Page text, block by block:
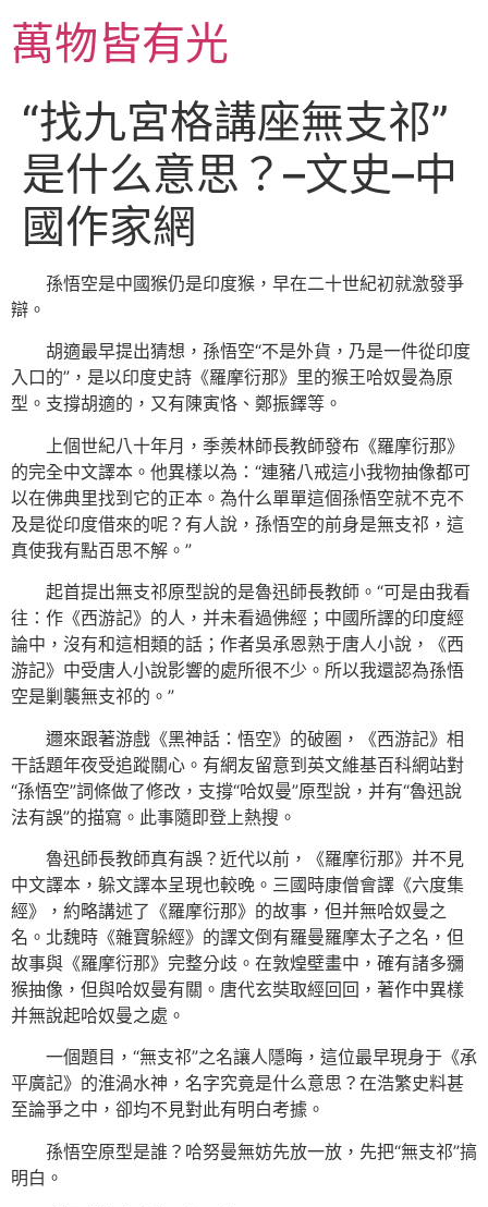
主萬物皆有光
“找九宮格講座無支祁”
是什么意思？–文史–中
國作家網
孫悟空是中國猴仍是印度猴，早在二十世紀初就激發爭
辯。
胡適最早提出猜想，孫悟空“不是外貨，乃是一件從印度
入口的”，是以印度史詩《羅摩衍那》里的猴王哈奴曼為原
型。支撐胡適的，又有陳寅恪、鄭振鐸等。
上個世紀八十年月，季羨林師長教師發布《羅摩衍那》
的完全中文譯本。他異樣以為：“連豬八戒這小我物抽像都可
以在佛典里找到它的正本。為什么單單這個孫悟空就不克不
及是從印度借來的呢？有人說，孫悟空的前身是無支祁，這
真使我有點百思不解。”
起首提出無支祁原型說的是魯迅師長教師。“可是由我看
往：作《西游記》的人，并未看過佛經；中國所譯的印度經
論中，沒有和這相類的話；作者吳承恩熟于唐人小說，《西
游記》中受唐人小說影響的處所很不少。所以我還認為孫悟
空是剿襲無支祁的。”
邇來跟著游戲《黑神話：悟空》的破圈，《西游記》相
干話題年夜受追蹤關心。有網友留意到英文維基百科網站對
“孫悟空”詞條做了修改，支撐“哈奴曼”原型說，并有“魯迅說
法有誤”的描寫。此事隨即登上熱搜。
魯迅師長教師真有誤？近代以前，《羅摩衍那》并不見
中文譯本，躲文譯本呈現也較晚。三國時康僧會譯《六度集
經》，約略講述了《羅摩衍那》的故事，但并無哈奴曼之
名。北魏時《雜寶躲經》的譯文倒有羅曼羅摩太子之名，但
故事與《羅摩衍那》完整分歧。在敦煌壁畫中，確有諸多獼
猴抽像，但與哈奴曼有關。唐代玄奘取經回回，著作中異樣
并無說起哈奴曼之處。
一個題目，“無支祁”之名讓人隱晦，這位最早現身于《承
平廣記》的淮渦水神，名字究竟是什么意思？在浩繁史料甚
至論爭之中，卻均不見對此有明白考據。
孫悟空原型是誰？哈努曼無妨先放一放，先把“無支祁”搞
明白。